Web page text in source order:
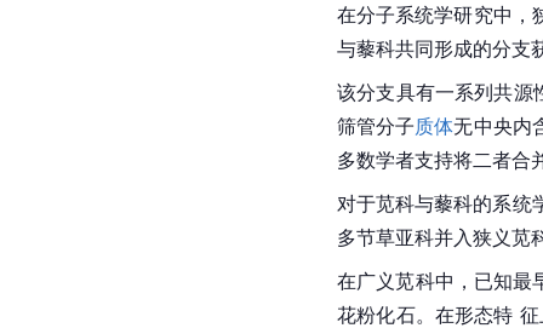
在分子系统学研究中，
与藜科共同形成的分支
该分支具有一系列共源
筛管分子质体无中央内
多数学者支持将二者合
对于苋科与藜科的系统
多节草亚科并入狭义苋
在广义苋科中，已知
花粉化石。在形态特